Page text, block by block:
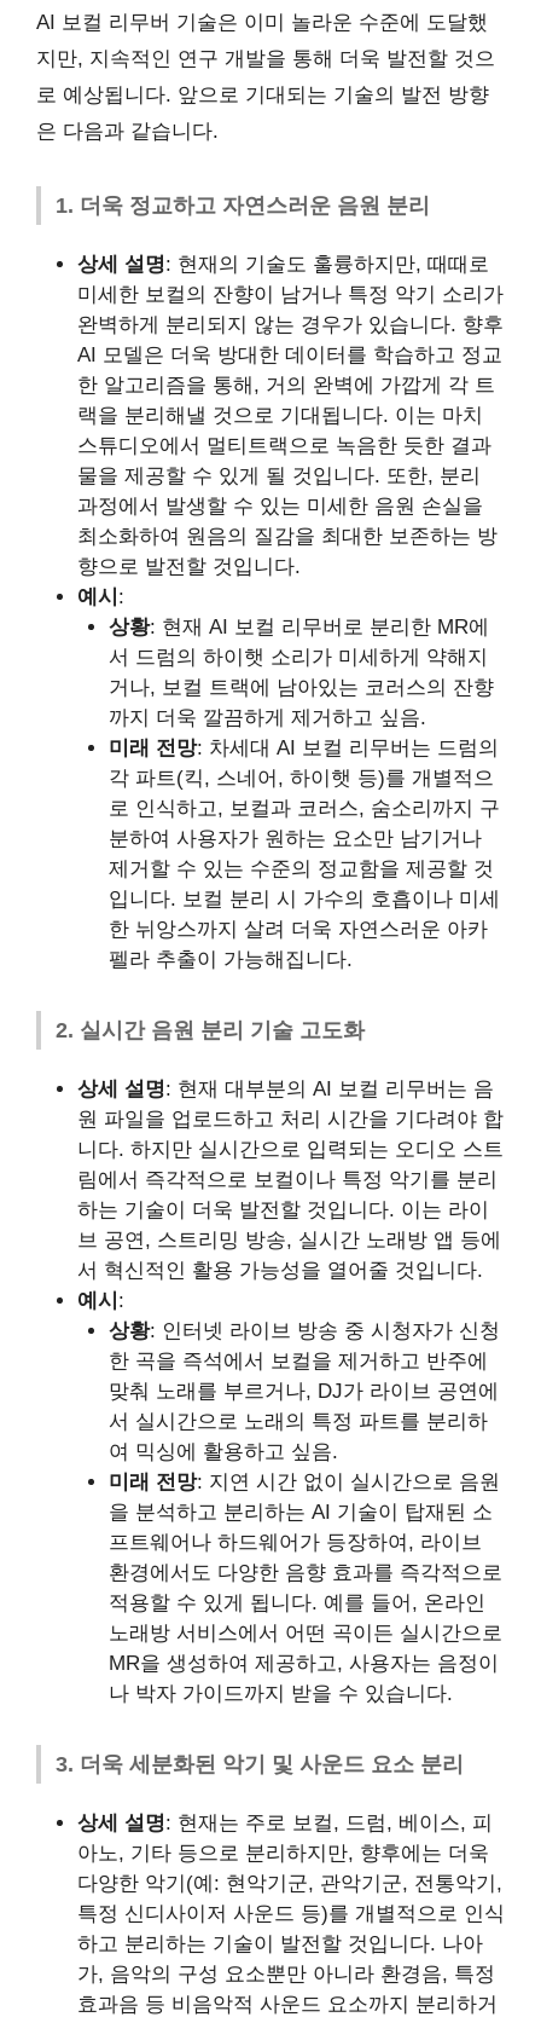
AI 보컬 리무버 기술은 이미 놀라운 수준에 도달했
지만, 지속적인 연구 개발을 통해 더욱 발전할 것으
로 예상됩니다. 앞으로 기대되는 기술의 발전 방향
은 다음과 같습니다.
1. 더욱 정교하고 자연스러운 음원 분리
상세 설명: 현재의 기술도 훌륭하지만, 때때로
미세한 보컬의 잔향이 남거나 특정 악기 소리가
완벽하게 분리되지 않는 경우가 있습니다. 향후
AI 모델은 더욱 방대한 데이터를 학습하고 정교
한 알고리즘을 통해, 거의 완벽에 가깝게 각 트
랙을 분리해낼 것으로 기대됩니다. 이는 마치
스튜디오에서 멀티트랙으로 녹음한 듯한 결과
물을 제공할 수 있게 될 것입니다. 또한, 분리
과정에서 발생할 수 있는 미세한 음원 손실을
최소화하여 원음의 질감을 최대한 보존하는 방
향으로 발전할 것입니다.
예시 :
상황: 현재 AI 보컬 리무버로 분리한 MR에
서 드럼의 하이햇 소리가 미세하게 약해지
거나, 보컬 트랙에 남아있는 코러스의 잔향
까지 더욱 깔끔하게 제거하고 싶음.
미래 전망: 차세대 AI 보컬 리무버는 드럼의
각 파트(킥, 스네어, 하이햇 등)를 개별적으
로 인식하고, 보컬과 코러스, 숨소리까지 구
분하여 사용자가 원하는 요소만 남기거나
제거할 수 있는 수준의 정교함을 제공할 것
입니다. 보컬 분리 시 가수의 호흡이나 미세
한 뉘앙스까지 살려 더욱 자연스러운 아카
펠라 추출이 가능해집니다.
2. 실시간 음원 분리 기술 고도화
상세 설명: 현재 대부분의 AI 보컬 리무버는 음
원 파일을 업로드하고 처리 시간을 기다려야 합
니다. 하지만 실시간으로 입력되는 오디오 스트
림에서 즉각적으로 보컬이나 특정 악기를 분리
하는 기술이 더욱 발전할 것입니다. 이는 라이
브 공연, 스트리밍 방송, 실시간 노래방 앱 등에
서 혁신적인 활용 가능성을 열어줄 것입니다.
예시 :
상황: 인터넷 라이브 방송 중 시청자가 신청
한 곡을 즉석에서 보컬을 제거하고 반주에
맞춰 노래를 부르거나, DJ가 라이브 공연에
서 실시간으로 노래의 특정 파트를 분리하
여 믹싱에 활용하고 싶음.
미래 전망: 지연 시간 없이 실시간으로 음원
을 분석하고 분리하는 AI 기술이 탑재된 소
프트웨어나 하드웨어가 등장하여, 라이브
환경에서도 다양한 음향 효과를 즉각적으로
적용할 수 있게 됩니다. 예를 들어, 온라인
노래방 서비스에서 어떤 곡이든 실시간으로
MR을 생성하여 제공하고, 사용자는 음정이
나 박자 가이드까지 받을 수 있습니다.
3. 더욱 세분화된 악기 및 사운드 요소 분리
상세 설명: 현재는 주로 보컬, 드럼, 베이스, 피
아노, 기타 등으로 분리하지만, 향후에는 더욱
다양한 악기(예: 현악기군, 관악기군, 전통악기,
특정 신디사이저 사운드 등)를 개별적으로 인식
하고 분리하는 기술이 발전할 것입니다. 나아
가, 음악의 구성 요소뿐만 아니라 환경음, 특정
효과음 등 비음악적 사운드 요소까지 분리하거